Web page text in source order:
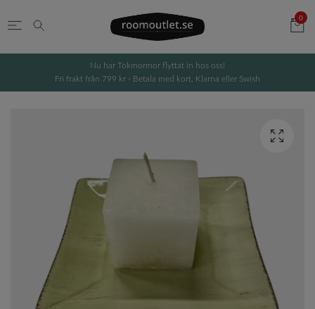
0
Nu har Tokmormor flyttat in hos oss!
Fri frakt från 799 kr - Betala med kort, Klarna eller Swish